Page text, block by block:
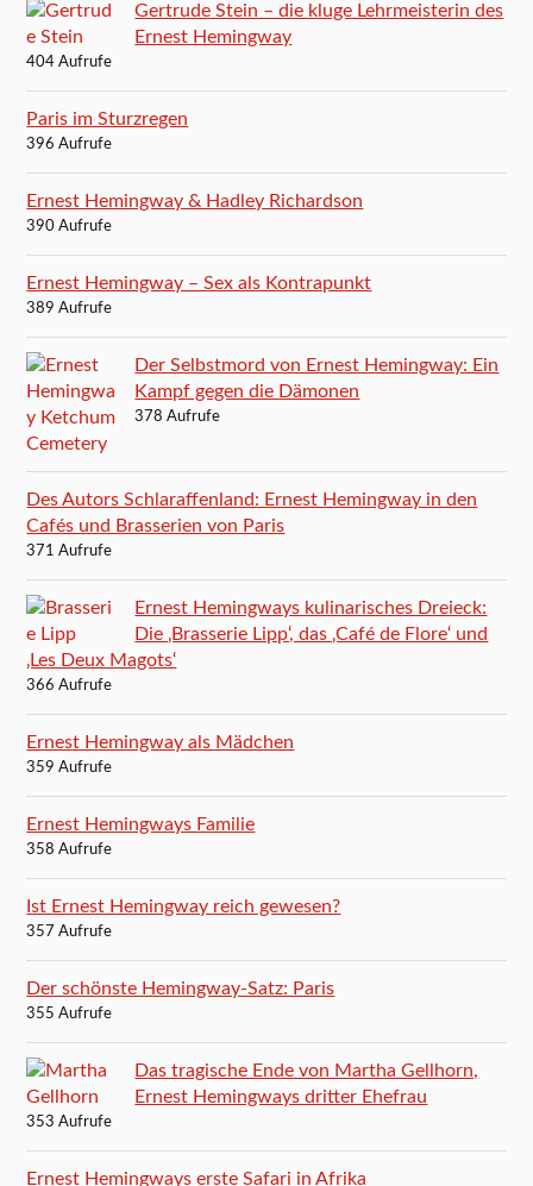
Gertrude Stein – die kluge Lehrmeisterin des
Ernest Hemingway
404 Aufrufe
Paris im Sturzregen
396 Aufrufe
Ernest Hemingway & Hadley Richardson
390 Aufrufe
Ernest Hemingway – Sex als Kontrapunkt
389 Aufrufe
Der Selbstmord von Ernest Hemingway: Ein
Kampf gegen die Dämonen
378 Aufrufe
Des Autors Schlaraffenland: Ernest Hemingway in den
Cafés und Brasserien von Paris
371 Aufrufe
Ernest Hemingways kulinarisches Dreieck:
Die ‚Brasserie Lipp‘, das ‚Café de Flore‘ und
‚Les Deux Magots‘
366 Aufrufe
Ernest Hemingway als Mädchen
359 Aufrufe
Ernest Hemingways Familie
358 Aufrufe
Ist Ernest Hemingway reich gewesen?
357 Aufrufe
Der schönste Hemingway-Satz: Paris
355 Aufrufe
Das tragische Ende von Martha Gellhorn,
Ernest Hemingways dritter Ehefrau
353 Aufrufe
Ernest Hemingways erste Safari in Afrika